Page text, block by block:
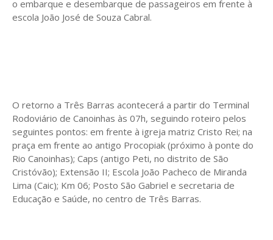
o embarque e desembarque de passageiros em frente à
escola João José de Souza Cabral.
O retorno a Três Barras acontecerá a partir do Terminal
Rodoviário de Canoinhas às 07h, seguindo roteiro pelos
seguintes pontos: em frente à igreja matriz Cristo Rei; na
praça em frente ao antigo Procopiak (próximo à ponte do
Rio Canoinhas); Caps (antigo Peti, no distrito de São
Cristóvão); Extensão II; Escola João Pacheco de Miranda
Lima (Caic); Km 06; Posto São Gabriel e secretaria de
Educação e Saúde, no centro de Três Barras.